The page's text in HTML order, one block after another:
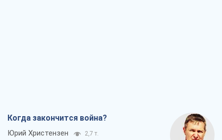
Когда закончится война?
Юрий Христензен 2,7 т.